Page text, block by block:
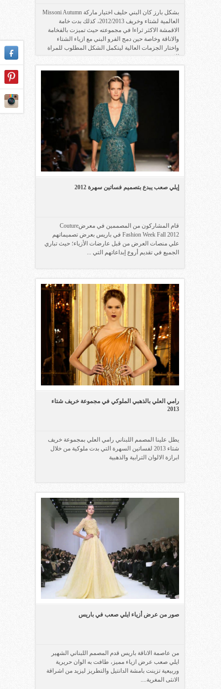
بشكل بارز كان البني حليف اختيار ماركة Missoni Autumn
العالمية لشتاء وخريف 2012/2013، كذلك بدت خامة
الاقمشة الاكثر ثراءا في مجموعته حيث تميزت بالفخامة
والاناقة وخاصة حين دمج الفرو البني مع ازياء الشتاء
واختار الجزمات العالية ليتكمل الشكل المطلوب للمراة
الانيقة.
إيلي صعب يبدع بتصميم فساتين سهرة 2012
قام المشاركون من المصممين في معرضCouture
Fashion Week Fall 2012 في باريس بعرض تصميماتهم
علي منصات العرض من قبل عارضات الأزياء؛ حيث تباري
الجميع في تقديم أروع إبداعاتهم التي ...
رامي العلي بالذهبي الملوكي في مجموعة خريف شتاء
2013
يطل علينا المصمم اللبناني رامي العلي بمجموعة خريف
شتاء 2013 لفساتين السهرة التي بدت ملوكية من خلال
ابرازة الالوان الترابية والذهبية
صور من عرض أزياء ايلي صعب في باريس
من عاصمة الاناقة باريس قدم المصمم اللبناني الشهير
ايلي صعب عرض ازياء مميز، طافت به الوان حريرية
وربيعية تزينت بامشة الدانتيل والتطريز ليزيد من اشراقة
الانثى المغرية....